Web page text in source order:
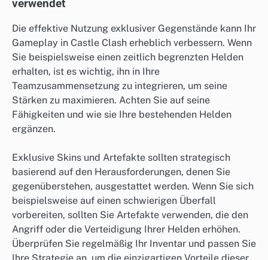
verwendet
Die effektive Nutzung exklusiver Gegenstände kann Ihr
Gameplay in Castle Clash erheblich verbessern. Wenn
Sie beispielsweise einen zeitlich begrenzten Helden
erhalten, ist es wichtig, ihn in Ihre
Teamzusammensetzung zu integrieren, um seine
Stärken zu maximieren. Achten Sie auf seine
Fähigkeiten und wie sie Ihre bestehenden Helden
ergänzen.
Exklusive Skins und Artefakte sollten strategisch
basierend auf den Herausforderungen, denen Sie
gegenüberstehen, ausgestattet werden. Wenn Sie sich
beispielsweise auf einen schwierigen Überfall
vorbereiten, sollten Sie Artefakte verwenden, die den
Angriff oder die Verteidigung Ihrer Helden erhöhen.
Überprüfen Sie regelmäßig Ihr Inventar und passen Sie